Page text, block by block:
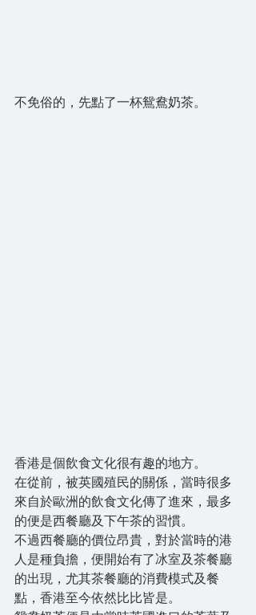
不免俗的，先點了一杯鴛鴦奶茶。
香港是個飲食文化很有趣的地方。
在從前，被英國殖民的關係，當時很多
來自於歐洲的飲食文化傳了進來，最多
的便是西餐廳及下午茶的習慣。
不過西餐廳的價位昂貴，對於當時的港
人是種負擔，便開始有了冰室及茶餐廳
的出現，尤其茶餐廳的消費模式及餐
點，香港至今依然比比皆是。